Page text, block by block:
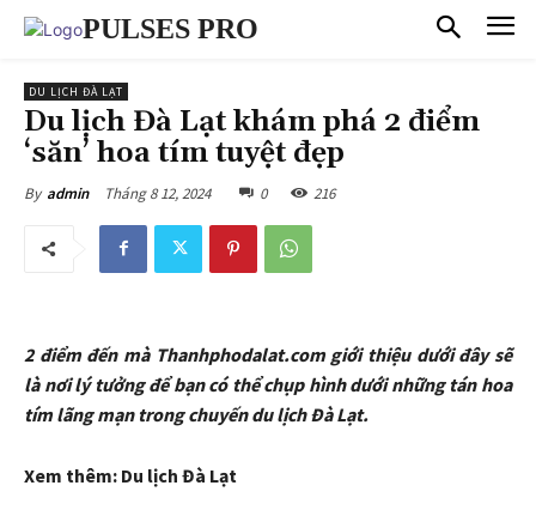
PULSES PRO
DU LỊCH ĐÀ LẠT
Du lịch Đà Lạt khám phá 2 điểm
‘săn’ hoa tím tuyệt đẹp
By admin Tháng 8 12, 2024 0 216
2 điểm đến mà Thanhphodalat.com giới thiệu dưới đây sẽ
là nơi lý tưởng để bạn có thể chụp hình dưới những tán hoa
tím lãng mạn trong chuyến du lịch Đà Lạt.
Xem thêm: Du lịch Đà Lạt